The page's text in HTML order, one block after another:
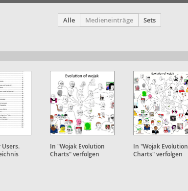
Alle Medieneinträge Sets
Users.
In "Wojak Evolution
Charts" verfolgen
In "Wojak Evolution
Charts" verfolgen